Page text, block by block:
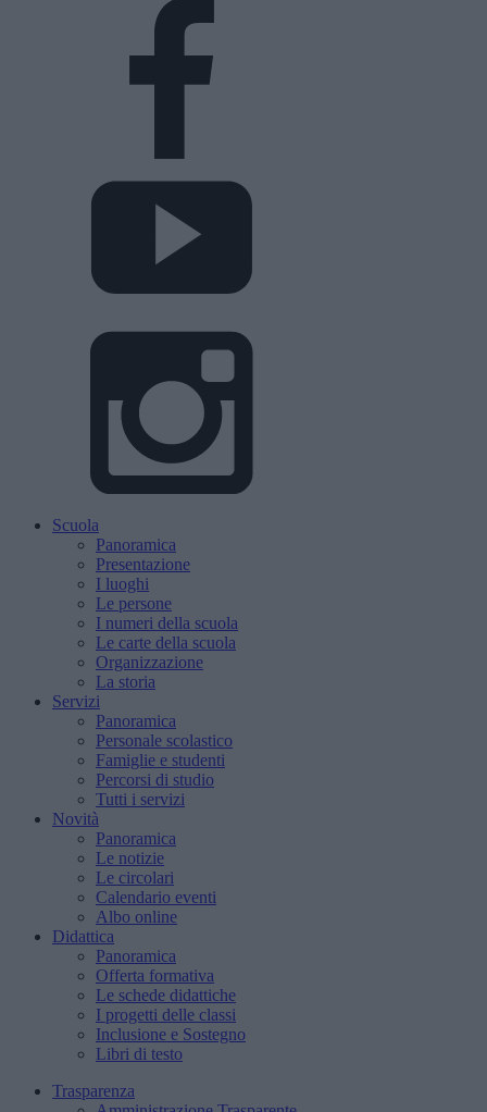
Scuola
Panoramica
Presentazione
I luoghi
Le persone
I numeri della scuola
Le carte della scuola
Organizzazione
La storia
Servizi
Panoramica
Personale scolastico
Famiglie e studenti
Percorsi di studio
Tutti i servizi
Novità
Panoramica
Le notizie
Le circolari
Calendario eventi
Albo online
Didattica
Panoramica
Offerta formativa
Le schede didattiche
I progetti delle classi
Inclusione e Sostegno
Libri di testo
Trasparenza